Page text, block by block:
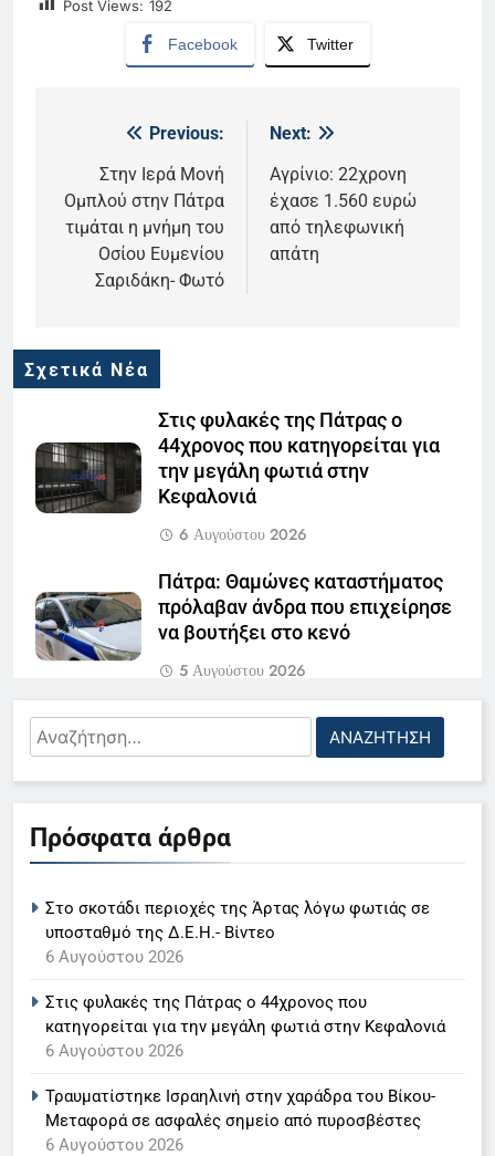
Post Views: 192
Facebook Twitter
Πλοήγηση
άρθρων
Previous:
Στην Ιερά Μονή
Ομπλού στην Πάτρα
τιμάται η μνήμη του
Οσίου Ευμενίου
Σαριδάκη- Φωτό
Next:
Αγρίνιο: 22χρονη
έχασε 1.560 ευρώ
από τηλεφωνική
απάτη
Σχετικά Νέα
Στις φυλακές της Πάτρας ο
44χρονος που κατηγορείται για
την μεγάλη φωτιά στην
Κεφαλονιά
6 Αυγούστου 2026
Πάτρα: Θαμώνες καταστήματος
πρόλαβαν άνδρα που επιχείρησε
να βουτήξει στο κενό
5 Αυγούστου 2026
«Τσουνάμι» απατών στη Δυτική
Ελλάδα – Χάνονται… περιουσίες
5 Αυγούστου 2026
Επιχείρηση του λιμενικού στο
Δρέπανο μετά από προσάραξη
5 Αυγούστου 2026
Αναζήτηση
για:
Πρόσφατα άρθρα
Στο σκοτάδι περιοχές της Άρτας λόγω φωτιάς σε
υποσταθμό της Δ.Ε.Η.- Βίντεο
6 Αυγούστου 2026
Στις φυλακές της Πάτρας ο 44χρονος που
κατηγορείται για την μεγάλη φωτιά στην Κεφαλονιά
6 Αυγούστου 2026
Τραυματίστηκε Ισραηλινή στην χαράδρα του Βίκου-
Μεταφορά σε ασφαλές σημείο από πυροσβέστες
6 Αυγούστου 2026
Ο Παναγιώτης Στάθης στο
«τιμόνι» του κεντρικού δελτίου
6
ανακοίνωση του σταθμού
LIFESTYLE-MEDIA
7
Τέλος από τον ΑΝΤ1 ο